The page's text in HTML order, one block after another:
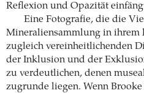
Reflexion und Opazität
Eine Fotografie, die die
Mineraliensammlung in ihrem
zugleich vereinheitlichenden
der Inklusion und der
zu verdeutlichen, denen
zugrunde liegen. Wenn